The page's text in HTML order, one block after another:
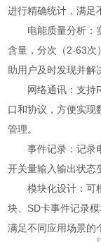
进行精确统计，满足
电能质量分析：
含量，分次（2-63次
助用户及时发现并解
网络通讯：支持
口和协议，方便实现
管理。
事件记录：记录
开关量输入输出状态
模块化设计：可
块、SD卡事件记录
满足不同应用场景的